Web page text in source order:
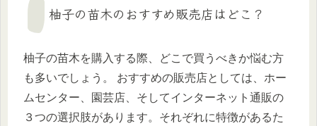
柚子の苗木のおすすめ販売店はどこ？
柚子の苗木を購入する際、どこで買うべきか悩む方
も多いでしょう。 おすすめの販売店としては、ホー
ムセンター、園芸店、そしてインターネット通販の
３つの選択肢があります。それぞれに特徴があるた